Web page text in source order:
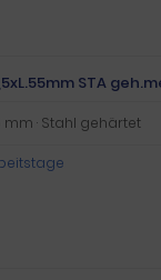
STA
mm · Stahl gehärtet